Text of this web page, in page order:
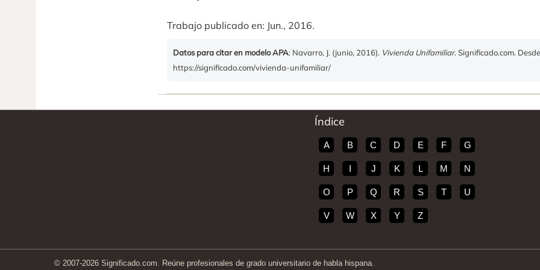
Trabajo publicado en: Jun., 2016.
Datos para citar en modelo APA: Navarro, J. (junio, 2016). Vivienda Unifamiliar. Significado.com. Desde
https://significado.com/vivienda-unifamiliar/
Índice
A B C D E F G
H I J K L M N
O P Q R S T U
V W X Y Z
© 2007-2026 Significado.com. Reúne profesionales de grado universitario de habla hispana.